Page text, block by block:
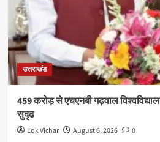
उत्तराखंड
459 करोड़ से एचएनबी गढ़वाल
सुदृढ
Lok Vichar August 6, 2026 0